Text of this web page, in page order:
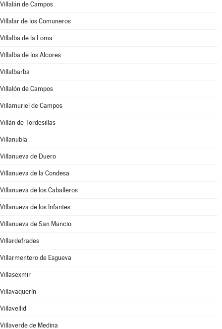
Villalán de Campos
Villalar de los Comuneros
Villalba de la Loma
Villalba de los Alcores
Villalbarba
Villalón de Campos
Villamuriel de Campos
Villán de Tordesillas
Villanubla
Villanueva de Duero
Villanueva de la Condesa
Villanueva de los Caballeros
Villanueva de los Infantes
Villanueva de San Mancio
Villardefrades
Villarmentero de Esgueva
Villasexmir
Villavaquerín
Villavellid
Villaverde de Medina